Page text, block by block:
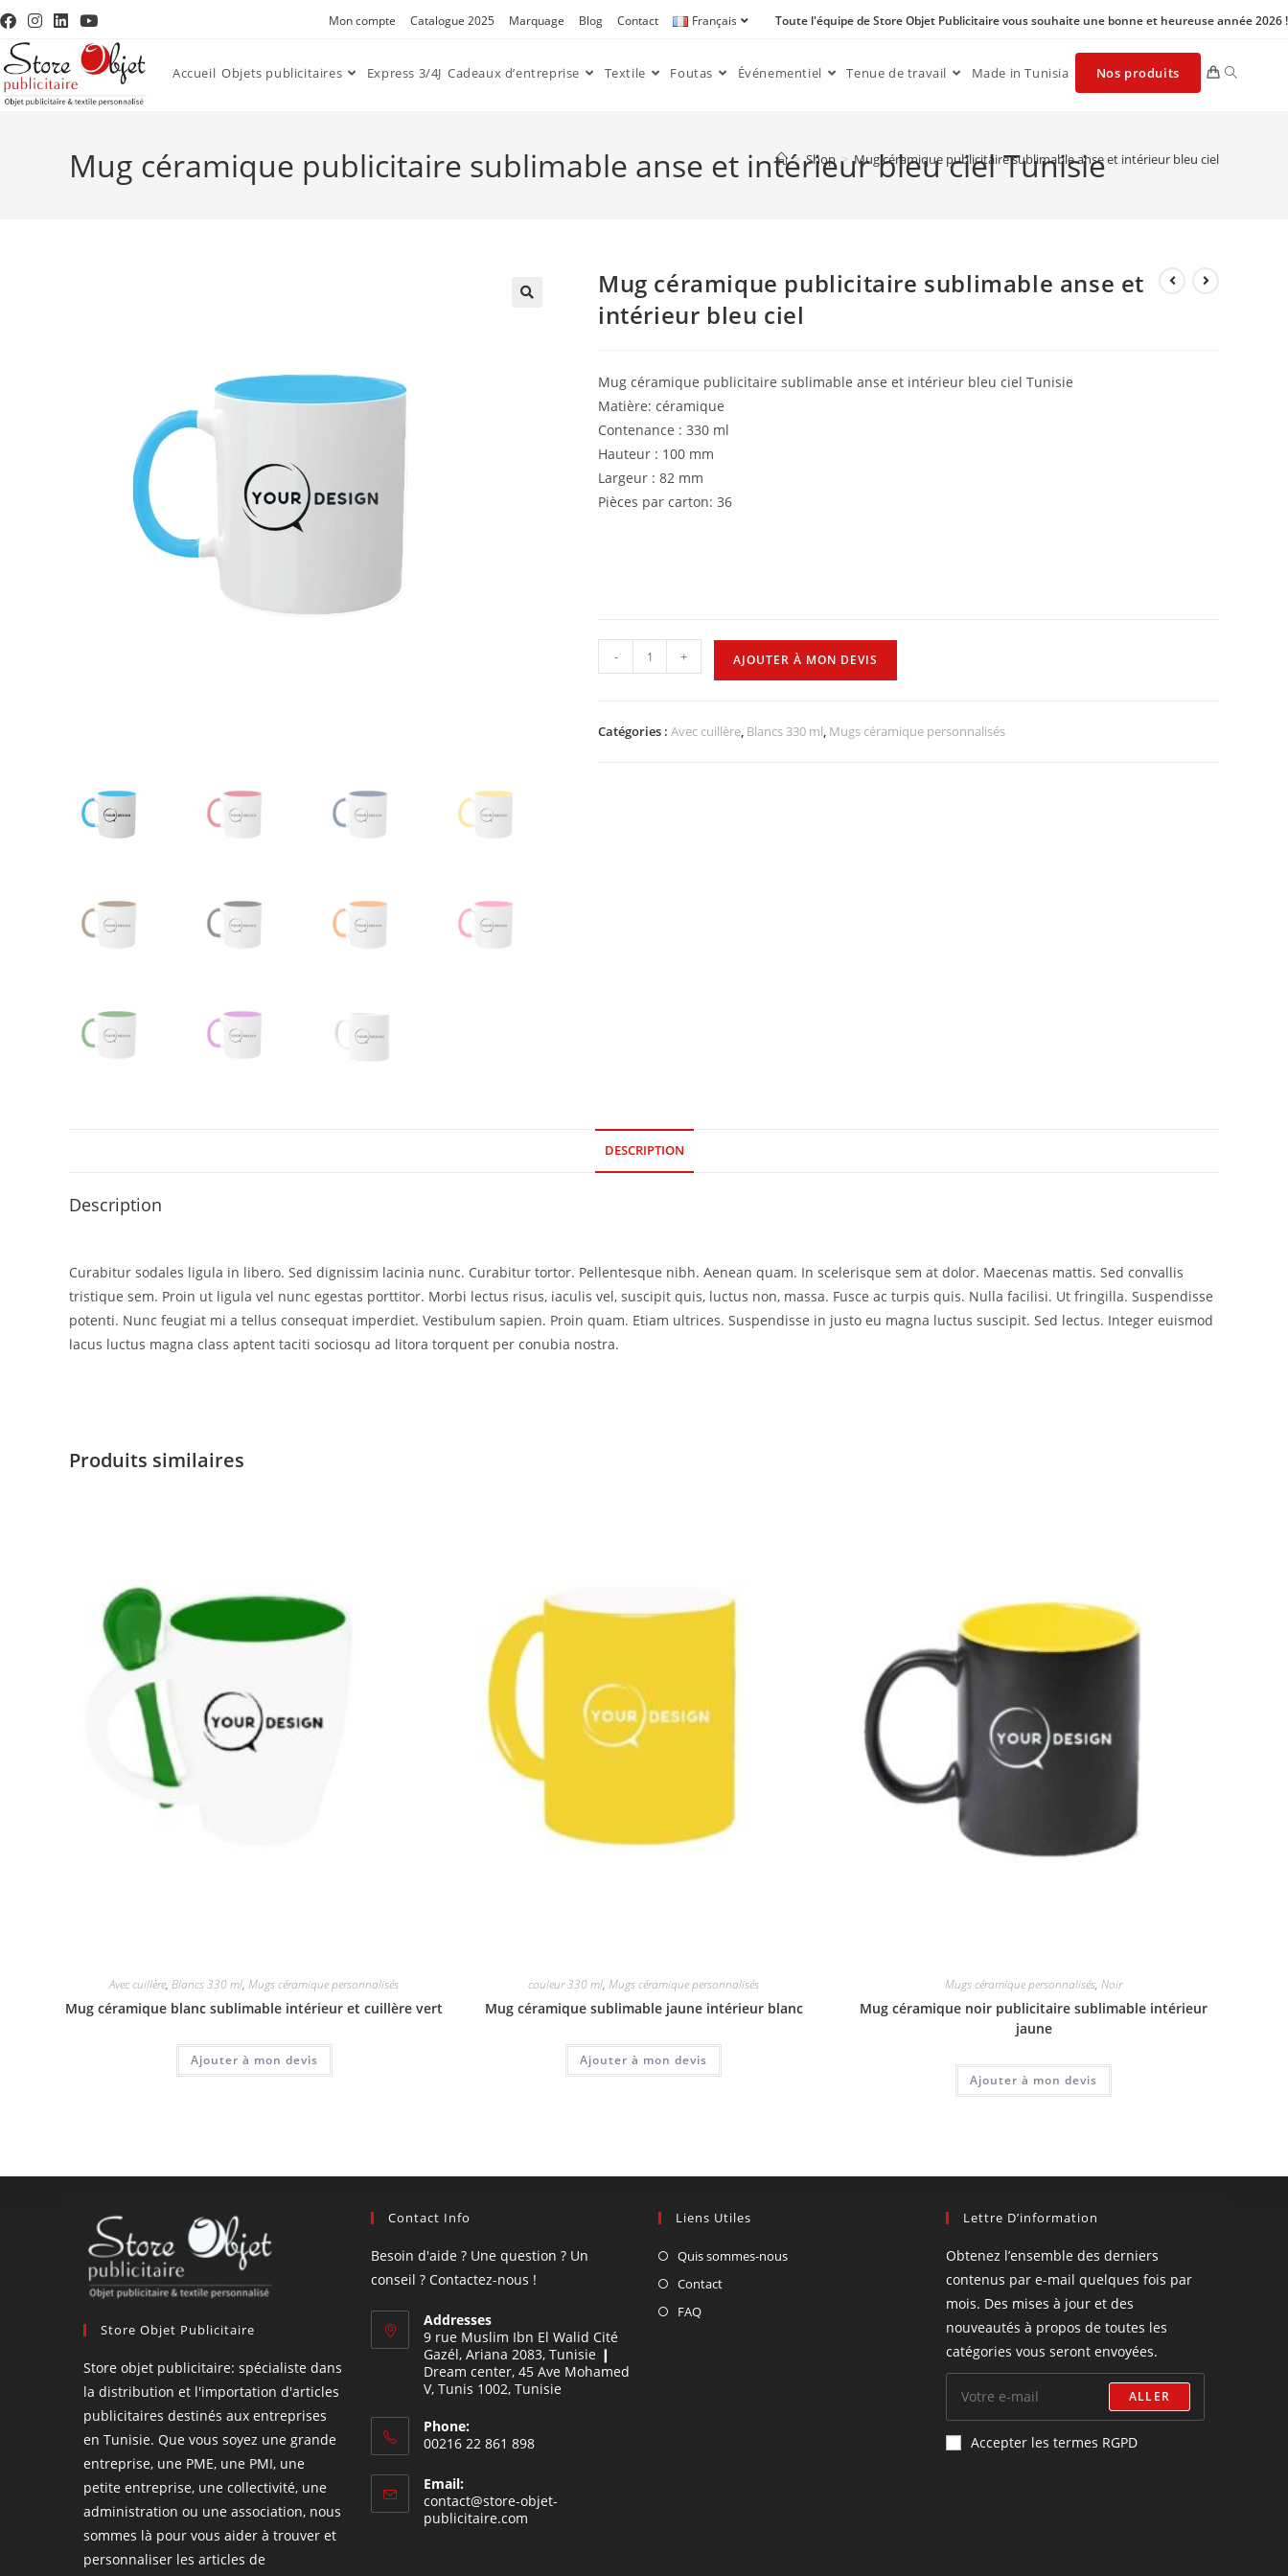
Mon compte Catalogue 2025 Marquage Blog Contact Français Toute l'équipe de Store Objet Publicitaire vous souhaite une bonne et heureuse année 2026 !
Accueil Objets publicitaires Express 3/4J Cadeaux d’entreprise Textile Foutas Événementiel Tenue de travail Made in Tunisia Nos produits
Mug céramique publicitaire sublimable anse et intérieur bleu ciel Tunisie
> Shop > Mug céramique publicitaire sublimable anse et intérieur bleu ciel
Mug céramique publicitaire sublimable anse et
intérieur bleu ciel
Mug céramique publicitaire sublimable anse et intérieur bleu ciel Tunisie
Matière: céramique
Contenance : 330 ml
Hauteur : 100 mm
Largeur : 82 mm
Pièces par carton: 36
- + AJOUTER À MON DEVIS
Catégories : Avec cuillère, Blancs 330 ml, Mugs céramique personnalisés
DESCRIPTION
Description
Curabitur sodales ligula in libero. Sed dignissim lacinia nunc. Curabitur tortor. Pellentesque nibh. Aenean quam. In scelerisque sem at dolor. Maecenas mattis. Sed convallis
tristique sem. Proin ut ligula vel nunc egestas porttitor. Morbi lectus risus, iaculis vel, suscipit quis, luctus non, massa. Fusce ac turpis quis. Nulla facilisi. Ut fringilla. Suspendisse
potenti. Nunc feugiat mi a tellus consequat imperdiet. Vestibulum sapien. Proin quam. Etiam ultrices. Suspendisse in justo eu magna luctus suscipit. Sed lectus. Integer euismod
lacus luctus magna class aptent taciti sociosqu ad litora torquent per conubia nostra.
Produits similaires
Avec cuillère,Blancs 330 ml,Mugs céramique personnalisés
Mug céramique blanc sublimable intérieur et cuillère vert
Ajouter à mon devis
couleur 330 ml,Mugs céramique personnalisés
Mug céramique sublimable jaune intérieur blanc
Ajouter à mon devis
Mugs céramique personnalisés,Noir
Mug céramique noir publicitaire sublimable intérieur
jaune
Ajouter à mon devis
Store Objet Publicitaire
Store objet publicitaire: spécialiste dans
la distribution et l'importation d'articles
publicitaires destinés aux entreprises
en Tunisie. Que vous soyez une grande
entreprise, une PME, une PMI, une
petite entreprise, une collectivité, une
administration ou une association, nous
sommes là pour vous aider à trouver et
personnaliser les articles de
Contact Info
Besoin d'aide ? Une question ? Un
conseil ? Contactez-nous !
Addresses
9 rue Muslim Ibn El Walid Cité
Gazél, Ariana 2083, Tunisie ❙
Dream center, 45 Ave Mohamed
V, Tunis 1002, Tunisie
Phone:
00216 22 861 898
Email:
contact@store-objet-
publicitaire.com
Liens Utiles
Quis sommes-nous
Contact
FAQ
Lettre D’information
Obtenez l’ensemble des derniers
contenus par e-mail quelques fois par
mois. Des mises à jour et des
nouveautés à propos de toutes les
catégories vous seront envoyées.
ALLER
Accepter les termes RGPD